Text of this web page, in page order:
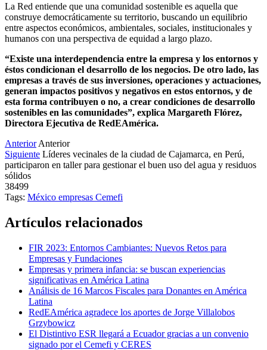
La Red entiende que una comunidad sostenible es aquella que
construye democráticamente su territorio, buscando un equilibrio
entre aspectos económicos, ambientales, sociales, institucionales y
humanos con una perspectiva de equidad a largo plazo.
“Existe una interdependencia entre la empresa y los entornos y
éstos condicionan el desarrollo de los negocios. De otro lado, las
empresas a través de sus inversiones, operaciones y actuaciones,
generan impactos positivos y negativos en estos entornos, y de
esta forma contribuyen o no, a crear condiciones de desarrollo
sostenibles en las comunidades”, explica Margareth Flórez,
Directora Ejecutiva de RedEAmérica.
Anterior Anterior
Siguiente Líderes vecinales de la ciudad de Cajamarca, en Perú,
participaron en taller para gestionar el buen uso del agua y residuos
sólidos
38499
Tags: México empresas Cemefi
Artículos relacionados
FIR 2023: Entornos Cambiantes: Nuevos Retos para
Empresas y Fundaciones
Empresas y primera infancia: se buscan experiencias
significativas en América Latina
Análisis de 16 Marcos Fiscales para Donantes en América
Latina
RedEAmérica agradece los aportes de Jorge Villalobos
Grzybowicz
El Distintivo ESR llegará a Ecuador gracias a un convenio
signado por el Cemefi y CERES